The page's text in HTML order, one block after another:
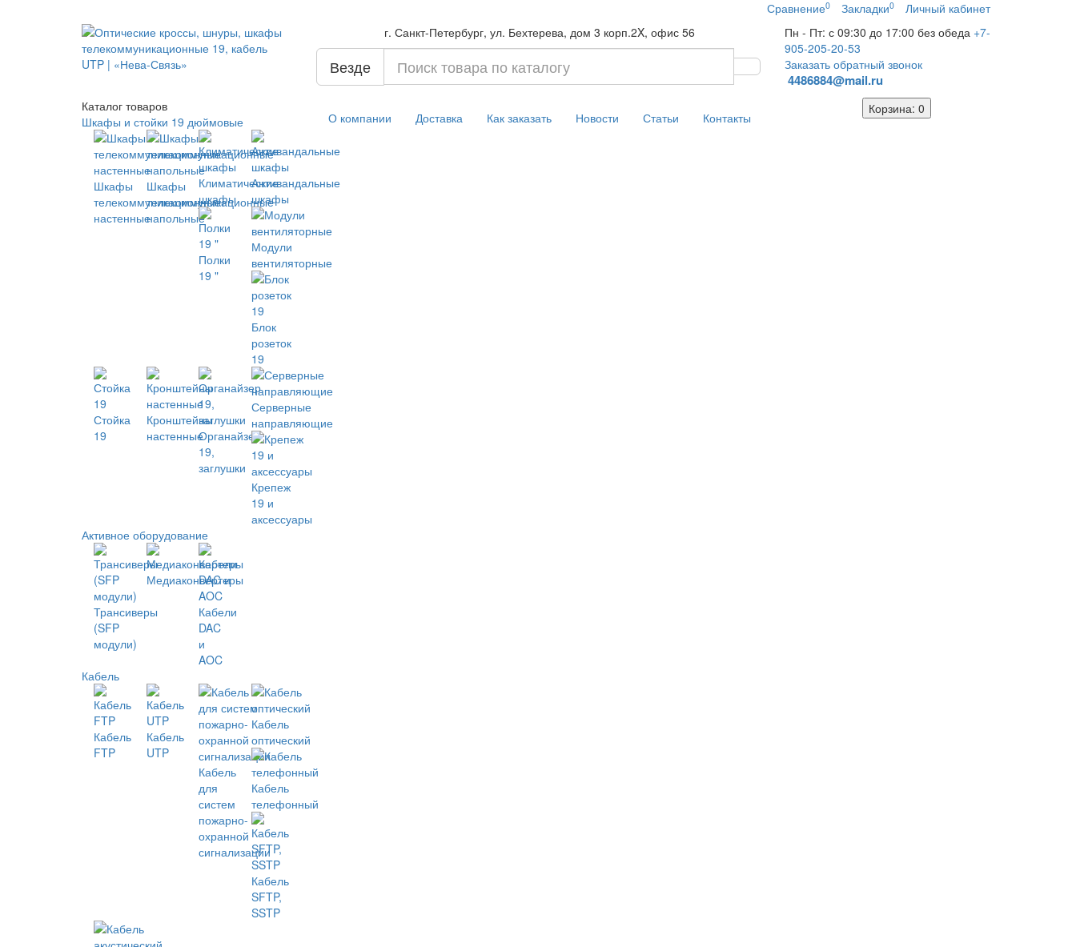
Сравнение0 Закладки0
Личный кабинет
г. Санкт-Петербург, ул. Бехтерева, дом 3 корп.2X, офис 56
Везде
Пн - Пт: с 09:30 до 17:00 без обеда +7-
905-205-20-53
Заказать обратный звонок
4486884@mail.ru
Каталог товаров
Шкафы и стойки 19 дюймовые
Шкафы
телекоммуникационные
настенные
Шкафы
телекоммуникационные
напольные
Климатические
шкафы
Антивандальные
шкафы
Полки
19 "
Модули
вентиляторные
Блок
розеток
19
Стойка
19
Кронштейны
настенныеОрганайзер
19,
заглушки
Серверные
направляющие
Крепеж
19 и
аксессуары
Активное оборудование
Трансиверы
(SFP
модули)
Медиаконвертеры
Кабели
DAC
и
AOC
Кабель
Кабель
FTP
Кабель
UTP
Кабель
для
систем
пожарно-
охранной
сигнализации
Кабель
оптический
Кабель
телефонный
Кабель
SFTP,
SSTP
О компании Доставка Как заказать Новости Статьи Контакты
Корзина: 0